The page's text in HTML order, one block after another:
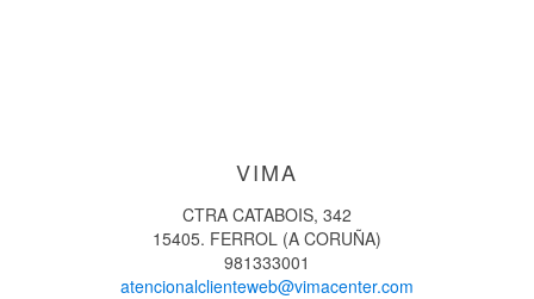
VIMA
CTRA CATABOIS, 342
15405. FERROL (A CORUÑA)
981333001
atencionalclienteweb@vimacenter.com